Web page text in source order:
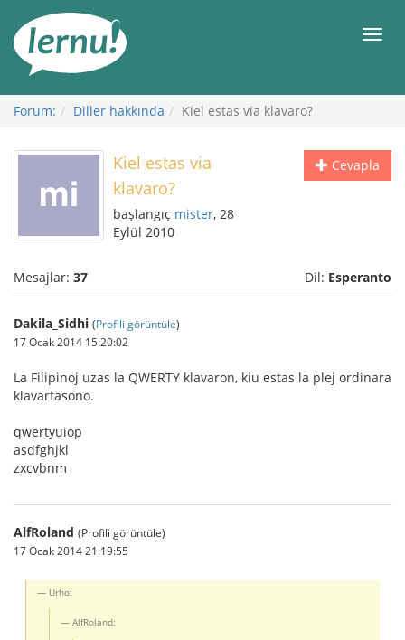
Görüntüleme
Forum: Diller hakkında Kiel estas via klavaro?
Cevapla
Kiel estas via
klavaro?
başlangıç mister, 28
Eylül 2010
Mesajlar: 37 Dil: Esperanto
Dakila_Sidhi (Profili görüntüle)
17 Ocak 2014 15:20:02
La Filipinoj uzas la QWERTY klavaron, kiu estas la plej ordinara
klavarfasono.
qwertyuiop
asdfghjkl
zxcvbnm
AlfRoland (Profili görüntüle)
17 Ocak 2014 21:19:55
Urho:
AlfRoland: